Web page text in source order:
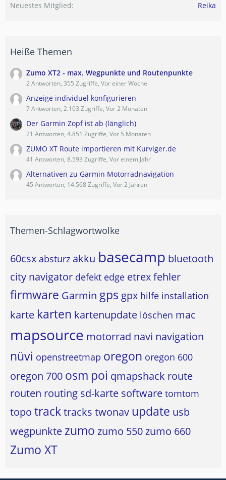
Neuestes Mitglied
Reika
Heiße Themen
Zumo XT2 - max. Wegpunkte und Routenpunkte
2 Antworten, 355 Zugriffe, Vor einer Woche
Anzeige individuel konfigurieren
7 Antworten, 2.103 Zugriffe, Vor 2 Monaten
Der Garmin Zopf ist ab (länglich)
21 Antworten, 4.851 Zugriffe, Vor 5 Monaten
ZUMO XT Route importieren mit Kurviger.de
41 Antworten, 8.593 Zugriffe, Vor einem Jahr
Alternativen zu Garmin Motorradnavigation
45 Antworten, 14.568 Zugriffe, Vor 2 Jahren
Themen-Schlagwortwolke
60csx absturz akku basecamp bluetooth
city navigator defekt edge etrexfehler
firmware Garmin gps gpx hilfe installation
karte karten kartenupdate löschen mac
mapsource motorrad navi navigation
nüvi openstreetmap oregon oregon 600
oregon 700 osm poi qmapshack route
routen routing sd-karte software tomtom
topo tracktracks twonav update usb
wegpunkte zumo zumo 550zumo 660
Zumo XT